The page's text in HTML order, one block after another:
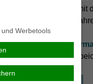
Beratung und möchte mit
Besuch der Seite
Ich habe die
gelesen und
Werbetools